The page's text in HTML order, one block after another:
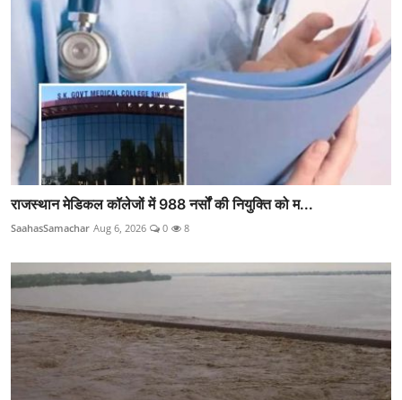
राजस्थान मेडिकल कॉलेजों में 988 नर्सों की नियुक्ति को म...
SaahasSamachar Aug 6, 2026 0 8